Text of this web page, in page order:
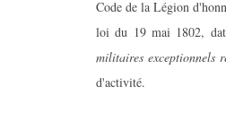
Code de la Légion
loi du 19 mai 1802,
militaires exceptionnels
d'activité.